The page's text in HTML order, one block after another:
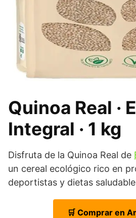
Quinoa Real ·
Integral · 1 kg
Disfruta de la Quinoa Real de
un cereal ecológico rico en
deportistas y dietas
🛒 Comprar en